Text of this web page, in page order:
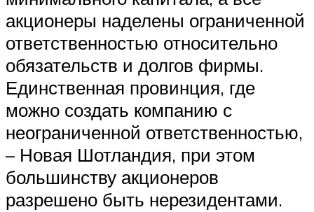
акционеры наделены ограниченной
ответственностью относительно
обязательств и долгов фирмы.
Единственная провинция, где
можно создать компанию с
неограниченной ответственностью,
– Новая Шотландия, при этом
большинству акционеров
разрешено быть нерезидентами.